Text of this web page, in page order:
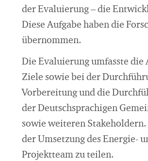
der Evaluierung – die
Diese Aufgabe haben die
übernommen.
Die Evaluierung umfasste
Ziele sowie bei der
Vorbereitung und die
der Deutschsprachigen
sowie weiteren
der Umsetzung des Energie-
Projektteam zu teilen.